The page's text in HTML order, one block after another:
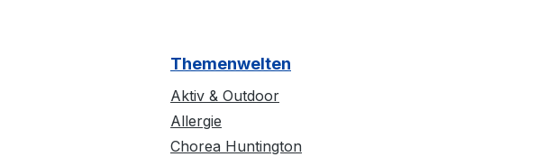
Themenwelten
Aktiv & Outdoor
Allergie
Chorea Huntington